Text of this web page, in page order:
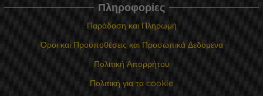
Πληροφορίες
Παράδοση και Πληρωμή
Όροι και Προϋποθέσεις και Προσωπικά Δεδομένα
Πολιτική Απορρήτου
Πολιτική για τα cookie